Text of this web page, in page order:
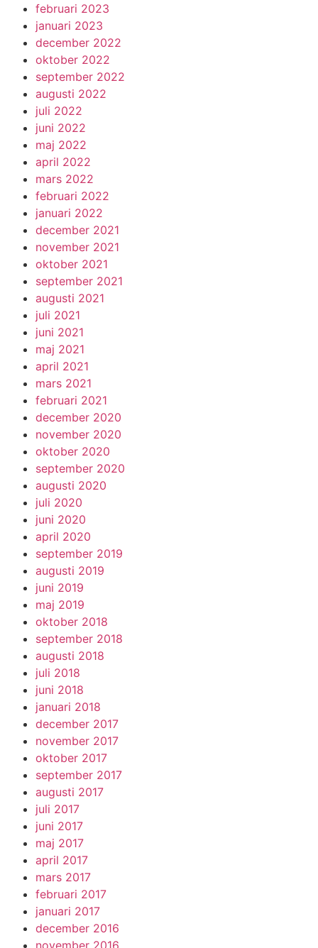
februari 2023
januari 2023
december 2022
oktober 2022
september 2022
augusti 2022
juli 2022
juni 2022
maj 2022
april 2022
mars 2022
februari 2022
januari 2022
december 2021
november 2021
oktober 2021
september 2021
augusti 2021
juli 2021
juni 2021
maj 2021
april 2021
mars 2021
februari 2021
december 2020
november 2020
oktober 2020
september 2020
augusti 2020
juli 2020
juni 2020
april 2020
september 2019
augusti 2019
juni 2019
maj 2019
oktober 2018
september 2018
augusti 2018
juli 2018
juni 2018
januari 2018
december 2017
november 2017
oktober 2017
september 2017
augusti 2017
juli 2017
juni 2017
maj 2017
april 2017
mars 2017
februari 2017
januari 2017
december 2016